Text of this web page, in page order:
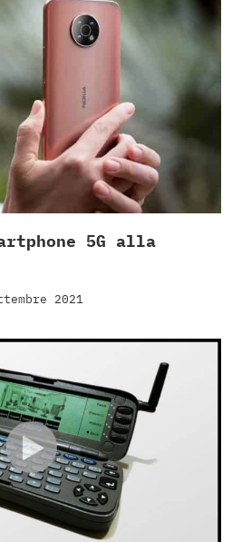
5G alla
2021